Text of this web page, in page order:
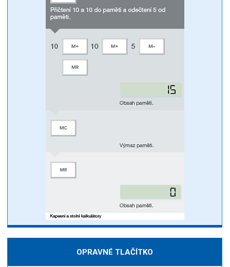
OPRAVNÉ TLAČÍTKO